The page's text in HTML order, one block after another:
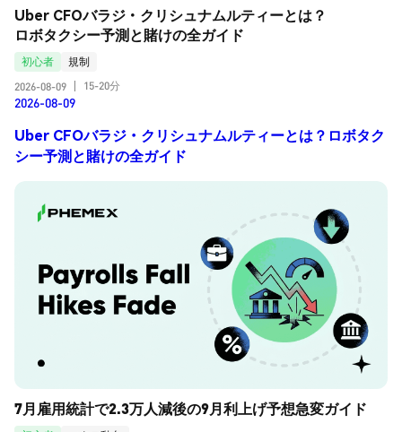
Uber CFOバラジ・クリシュナムルティーとは？
ロボタクシー予測と賭けの全ガイド
初心者
規制
2026-08-09
15-20分
2026-08-09
Uber CFOバラジ・クリシュナムルティーとは？ロボタク
シー予測と賭けの全ガイド
7月雇用統計で2.3万人減後の9月利上げ予想急変ガイド